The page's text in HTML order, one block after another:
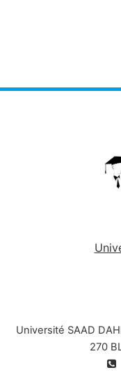
Université SAAD
270